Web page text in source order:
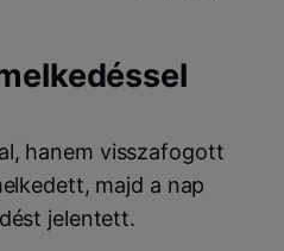
hanem visszafogott
majd a nap
jelentett.